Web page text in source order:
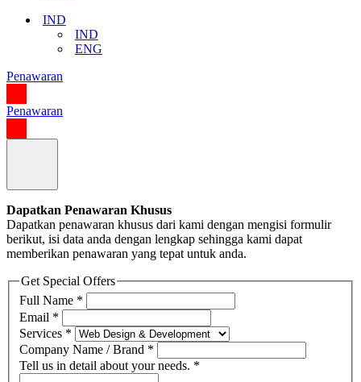
IND
IND
ENG
Penawaran
Penawaran
Dapatkan Penawaran Khusus
Dapatkan penawaran khusus dari kami dengan mengisi formulir
berikut, isi data anda dengan lengkap sehingga kami dapat
memberikan penawaran yang tepat untuk anda.
Get Special Offers
Full Name *
Email *
Services *
Company Name / Brand *
Tell us in detail about your needs. *